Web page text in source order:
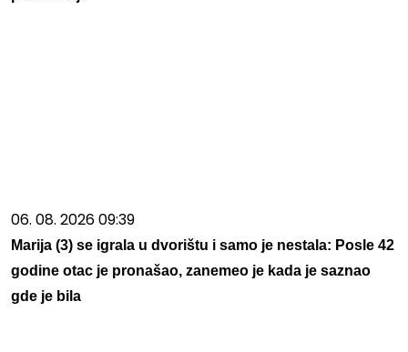
06. 08. 2026 09:39
Marija (3) se igrala u dvorištu i samo je nestala: Posle 42
godine otac je pronašao, zanemeo je kada je saznao
gde je bila